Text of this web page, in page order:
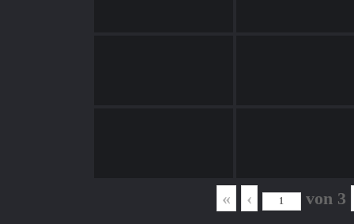
« ‹ von 3